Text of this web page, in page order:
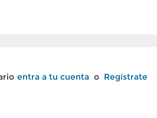
entra a tu cuenta o Regístrate